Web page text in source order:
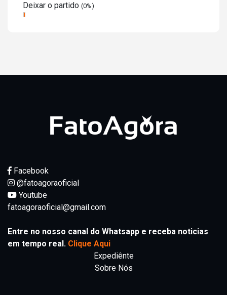
Deixar o partido (0%)
Facebook
@fatoagoraoficial
Youtube
fatoagoraoficial@gmail.com
Entre no nosso canal do Whatsapp e receba noticias
em tempo real. Clique Aqui
Expediênte
Sobre Nós